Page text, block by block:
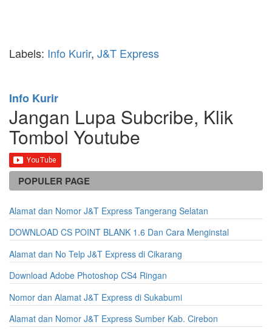
Labels: Info Kurir, J&T Express
Info Kurir
Jangan Lupa Subcribe, Klik
Tombol Youtube
POPULER PAGE
Alamat dan Nomor J&T Express Tangerang Selatan
DOWNLOAD CS POINT BLANK 1.6 Dan Cara Menginstal
Alamat dan No Telp J&T Express di Cikarang
Download Adobe Photoshop CS4 Ringan
Nomor dan Alamat J&T Express di Sukabumi
Alamat dan Nomor J&T Express Sumber Kab. Cirebon